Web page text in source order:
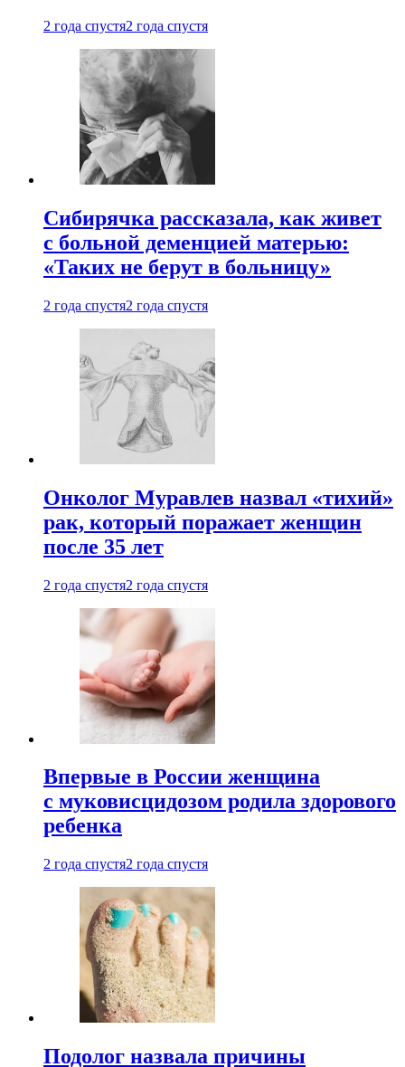
2 года спустя2 года спустя
Сибирячка рассказала, как живет
с больной деменцией матерью:
«Таких не берут в больницу»
2 года спустя2 года спустя
Онколог Муравлев назвал «тихий»
рак, который поражает женщин
после 35 лет
2 года спустя2 года спустя
Впервые в России женщина
с муковисцидозом родила здорового
ребенка
2 года спустя2 года спустя
Подолог назвала причины